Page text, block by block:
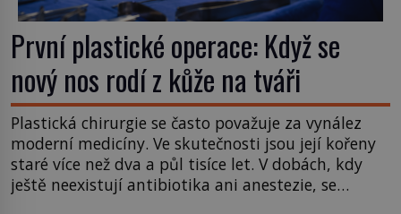
První plastické operace: Když se
nový nos rodí z kůže na tváři
Plastická chirurgie se často považuje za vynález
moderní medicíny. Ve skutečnosti jsou její kořeny
staré více než dva a půl tisíce let. V dobách, kdy
ještě neexistují antibiotika ani anestezie, se